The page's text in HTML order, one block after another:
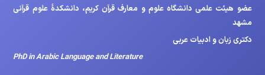
عضو هیئت علمی دانشگاه علوم و معارف قرآن کریم، دانشکدۀ علوم قرآنی
مشهد
دکتری زبان و ادبیات عربی
PhD in Arabic Language and Literature